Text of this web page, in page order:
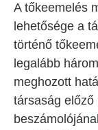
A tőkeemelés
lehetősége a
történő
legalább
meghozott
társaság előző